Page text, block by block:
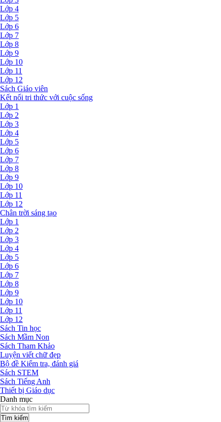
Lớp 4
Lớp 5
Lớp 6
Lớp 7
Lớp 8
Lớp 9
Lớp 10
Lớp 11
Lớp 12
Sách Giáo viên
Kết nối tri thức với cuộc sống
Lớp 1
Lớp 2
Lớp 3
Lớp 4
Lớp 5
Lớp 6
Lớp 7
Lớp 8
Lớp 9
Lớp 10
Lớp 11
Lớp 12
Chân trời sáng tạo
Lớp 1
Lớp 2
Lớp 3
Lớp 4
Lớp 5
Lớp 6
Lớp 7
Lớp 8
Lớp 9
Lớp 10
Lớp 11
Lớp 12
Sách Tin học
Sách Mầm Non
Sách Tham Khảo
Luyện viết chữ đẹp
Bộ đề Kiểm tra, đánh giá
Sách STEM
Sách Tiếng Anh
Thiết bị Giáo dục
Danh mục
Tìm kiếm